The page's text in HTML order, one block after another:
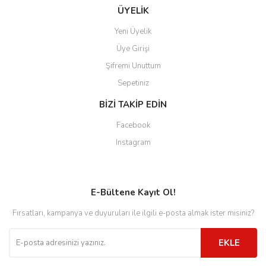
ÜYELİK
Yeni Üyelik
Üye Girişi
Şifremi Unuttum
Sepetiniz
BİZİ TAKİP EDİN
Facebook
Instagram
E-Bültene Kayıt Ol!
Fırsatları, kampanya ve duyuruları ile ilgili e-posta almak ister misiniz?
EKLE